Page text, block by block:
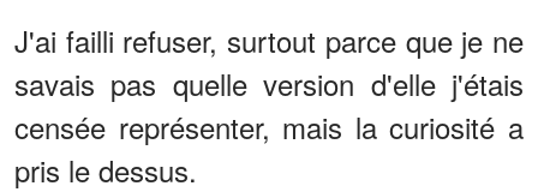
J'ai failli refuser, surtout parce que je ne
savais pas quelle version d'elle j'étais
censée représenter, mais la curiosité a
pris le dessus.